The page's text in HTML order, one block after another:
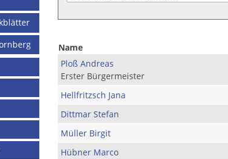
Name
Ploß Andreas
Erster Bürgermeister
Hellfritzsch Jana
Dittmar Stefan
Müller Birgit
Hübner Marco